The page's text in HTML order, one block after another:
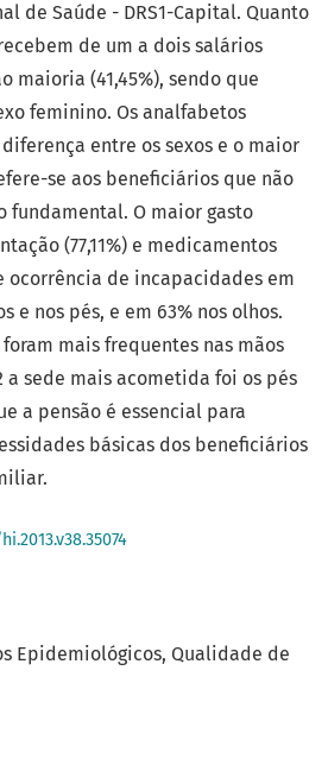
Epidemiológicos Qualidade de
de Saúde - DRS1-Capital. Quanto
de um a dois salários
maioria (41,45%), sendo que
feminino. Os analfabetos
diferença entre os sexos e o maior
se aos beneficiários que não
fundamental. O maior gasto
(77,11%) e medicamentos
ocorrência de incapacidades em
e nos pés, e em 63% nos olhos.
mais frequentes nas mãos
a sede mais acometida foi os pés
a pensão é essencial para
básicas dos beneficiários